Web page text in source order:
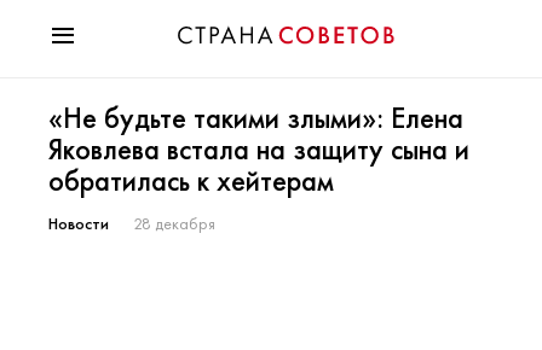
Мода
Звезды
Гороскопы
Здоровье
«Не будьте такими злыми»: Елена
Яковлева встала на защиту сына и
обратилась к хейтерам
Новости 28 декабря